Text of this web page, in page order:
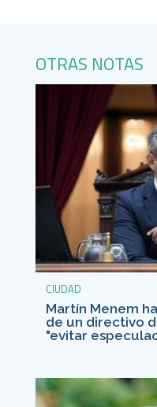
OTRAS NOTAS
CIUDAD
Martín Menem
de un directivo
"evitar